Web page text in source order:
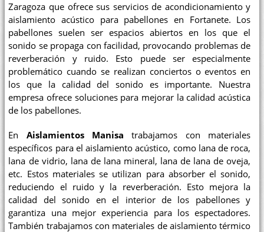
Zaragoza que ofrece sus servicios de acondicionamiento y
aislamiento acústico para pabellones en Fortanete. Los
pabellones suelen ser espacios abiertos en los que el
sonido se propaga con facilidad, provocando problemas de
reverberación y ruido. Esto puede ser especialmente
problemático cuando se realizan conciertos o eventos en
los que la calidad del sonido es importante. Nuestra
empresa ofrece soluciones para mejorar la calidad acústica
de los pabellones.
En Aislamientos Manisa trabajamos con materiales
específicos para el aislamiento acústico, como lana de roca,
lana de vidrio, lana de lana mineral, lana de lana de oveja,
etc. Estos materiales se utilizan para absorber el sonido,
reduciendo el ruido y la reverberación. Esto mejora la
calidad del sonido en el interior de los pabellones y
garantiza una mejor experiencia para los espectadores.
También trabajamos con materiales de aislamiento térmico